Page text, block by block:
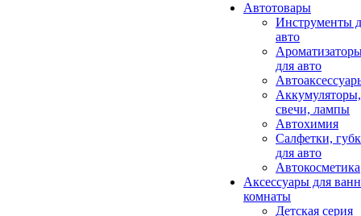
Автотовары
Инструменты
авто
для авто
Аккумуляторы,
свечи, лампы
Автохимия
Салфетки,
для авто
Автокосметика
Аксессуары для
комнаты
Детская серия